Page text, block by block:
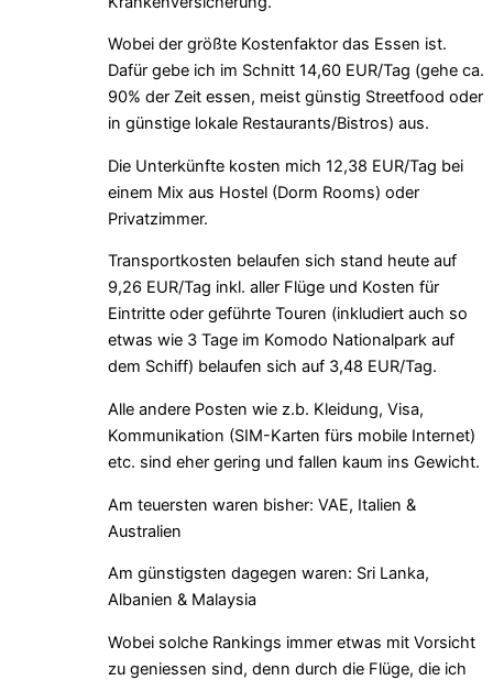
Wobei der größte Kostenfaktor das Essen ist.
Dafür gebe ich im Schnitt 14,60 EUR/Tag (gehe ca.
90% der Zeit essen, meist günstig Streetfood oder
in günstige lokale Restaurants/Bistros) aus.
Die Unterkünfte kosten mich 12,38 EUR/Tag bei
einem Mix aus Hostel (Dorm Rooms) oder
Privatzimmer.
Transportkosten belaufen sich stand heute auf
9,26 EUR/Tag inkl. aller Flüge und Kosten für
Eintritte oder geführte Touren (inkludiert auch so
etwas wie 3 Tage im Komodo Nationalpark auf
dem Schiff) belaufen sich auf 3,48 EUR/Tag.
Alle andere Posten wie z.b. Kleidung, Visa,
Kommunikation (SIM-Karten fürs mobile Internet)
etc. sind eher gering und fallen kaum ins Gewicht.
Am teuersten waren bisher: VAE, Italien &
Australien
Am günstigsten dagegen waren: Sri Lanka,
Albanien & Malaysia
Wobei solche Rankings immer etwas mit Vorsicht
zu geniessen sind, denn durch die Flüge, die ich